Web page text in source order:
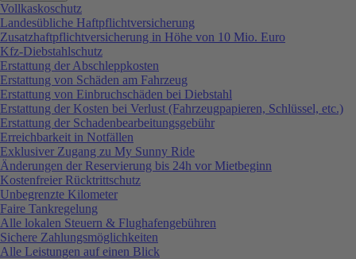
Vollkaskoschutz
Landesübliche Haftpflichtversicherung
Zusatzhaftpflichtversicherung in Höhe von 10 Mio. Euro
Kfz-Diebstahlschutz
Erstattung der Abschleppkosten
Erstattung von Schäden am Fahrzeug
Erstattung von Einbruchschäden bei Diebstahl
Erstattung der Kosten bei Verlust (Fahrzeugpapieren, Schlüssel, etc.)
Erstattung der Schadenbearbeitungsgebühr
Erreichbarkeit in Notfällen
Exklusiver Zugang zu My Sunny Ride
Änderungen der Reservierung bis 24h vor Mietbeginn
Kostenfreier Rücktrittschutz
Unbegrenzte Kilometer
Faire Tankregelung
Alle lokalen Steuern & Flughafengebühren
Sichere Zahlungsmöglichkeiten
Alle Leistungen auf einen Blick